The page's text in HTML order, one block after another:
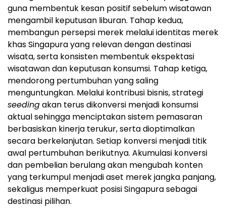
guna membentuk kesan positif sebelum wisatawan
mengambil keputusan liburan. Tahap kedua,
membangun persepsi merek melalui identitas merek
khas Singapura yang relevan dengan destinasi
wisata, serta konsisten membentuk ekspektasi
wisatawan dan keputusan konsumsi. Tahap ketiga,
mendorong pertumbuhan yang saling
menguntungkan. Melalui kontribusi bisnis, strategi
seedingakan terus dikonversi menjadi konsumsi
aktual sehingga menciptakan sistem pemasaran
berbasiskan kinerja terukur, serta dioptimalkan
secara berkelanjutan. Setiap konversi menjadi titik
awal pertumbuhan berikutnya. Akumulasi konversi
dan pembelian berulang akan mengubah konten
yang terkumpul menjadi aset merek jangka panjang,
sekaligus memperkuat posisi Singapura sebagai
destinasi pilihan.